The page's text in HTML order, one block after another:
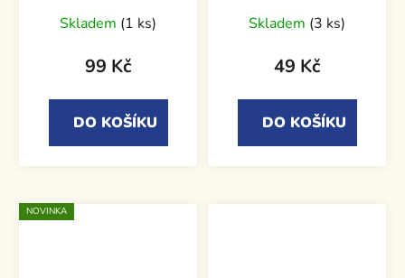
moderních strašidel
Skladem (1 ks)
99 Kč
DO KOŠÍKU
Skladem (3 ks)
49 Kč
DO KOŠÍKU
NOVINKA